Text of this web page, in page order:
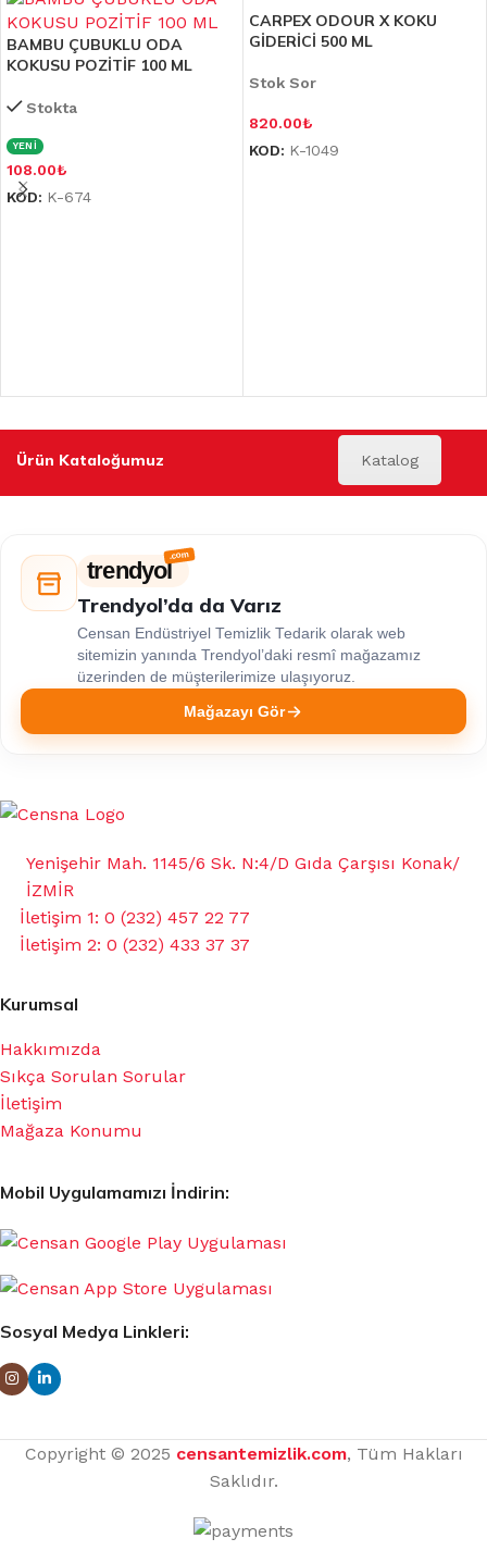
BAMBU ÇUBUKLU ODA
KOKUSU POZİTİF 100 ML
Stokta
YENİ
108.00₺
KOD: K-674
CARPEX ODOUR X KOKU
GİDERİCİ 500 ML
Stok Sor
820.00₺
KOD: K-1049
Ürün Kataloğumuz Katalog
trendyol
Trendyol’da da Varız
Censan Endüstriyel Temizlik Tedarik olarak web
sitemizin yanında Trendyol’daki resmî mağazamız
üzerinden de müşterilerimize ulaşıyoruz.
Mağazayı Gör
Yenişehir Mah. 1145/6 Sk. N:4/D Gıda Çarşısı Konak/
İZMİR
İletişim 1: 0 (232) 457 22 77
İletişim 2: 0 (232) 433 37 37
Kurumsal
Hakkımızda
Sıkça Sorulan Sorular
İletişim
Mağaza Konumu
Mobil Uygulamamızı İndirin:
Sosyal Medya Linkleri:
Copyright © 2025 censantemizlik.com, Tüm Hakları
Saklıdır.